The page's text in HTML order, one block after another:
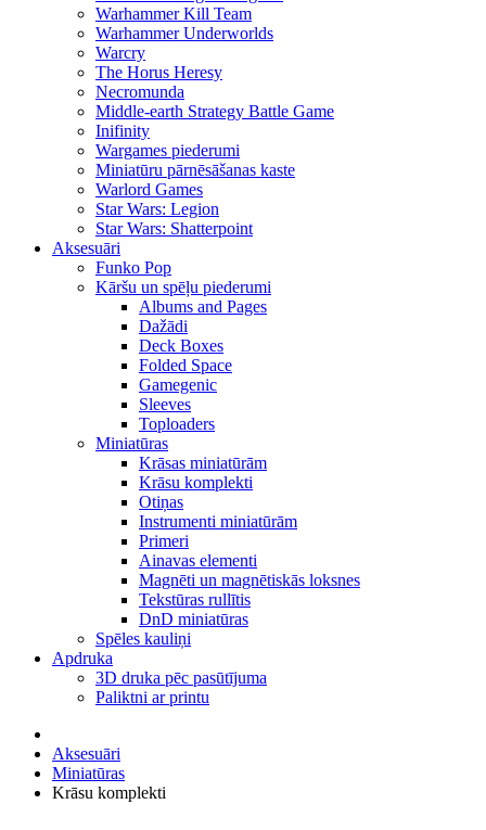
Warhammer Kill Team
Warhammer Underworlds
Warcry
The Horus Heresy
Necromunda
Middle-earth Strategy Battle Game
Inifinity
Wargames piederumi
Miniatūru pārnēsāšanas kaste
Warlord Games
Star Wars: Legion
Star Wars: Shatterpoint
Aksesuāri
Funko Pop
Kāršu un spēļu piederumi
Albums and Pages
Dažādi
Deck Boxes
Folded Space
Gamegenic
Sleeves
Toploaders
Miniatūras
Krāsas miniatūrām
Krāsu komplekti
Otiņas
Instrumenti miniatūrām
Primeri
Ainavas elementi
Magnēti un magnētiskās loksnes
Tekstūras rullītis
DnD miniatūras
Spēles kauliņi
Apdruka
3D druka pēc pasūtījuma
Paliktni ar printu
Aksesuāri
Miniatūras
Krāsu komplekti